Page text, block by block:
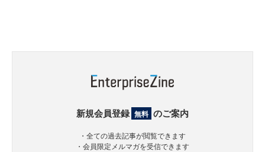
新規会員登録 無料 のご案内
・全ての過去記事が閲覧できます
・会員限定メルマガを受信できます